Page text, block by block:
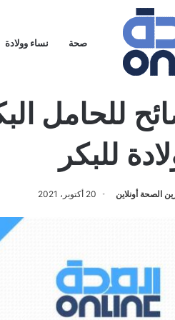
صحة نساء وولادة
نساء وولادة
للحامل
للبكر
الصحة أونلاين 20 أكتوبر، 2021